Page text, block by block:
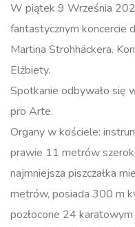
W piątek 9 Września
fantastycznym koncercie
Martina Strohhäckera.
Elżbiety.
Spotkanie odbywało się
pro Arte.
Organy w kościele:
prawie 11 metrów
najmniejsza piszczałka
metrów, posiada 300 m
pozłocone 24